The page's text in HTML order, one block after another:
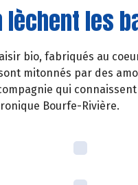
les
bio, fabriqués au
mitonnés par des
qui
Bourfe-Rivière.